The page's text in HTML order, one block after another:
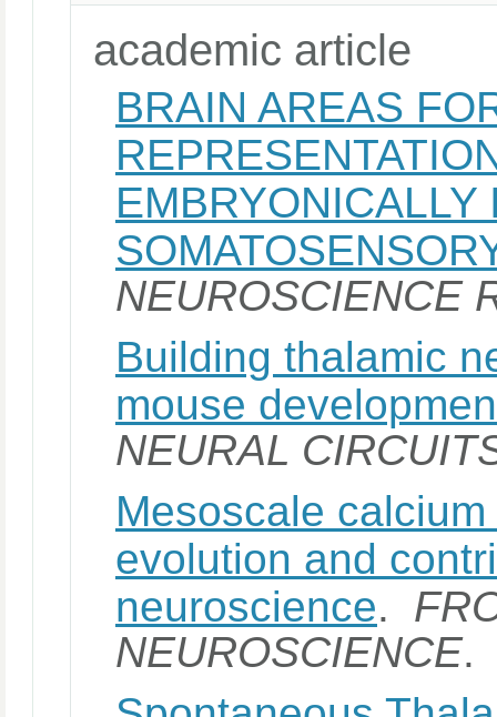
academic article
BRAIN AREAS
EMBRYONICALLY
NEUROSCIENCE
Building thalamic
mouse
NEURAL
Mesoscale
evolution and
neuroscience.
NEUROSCIENCE.